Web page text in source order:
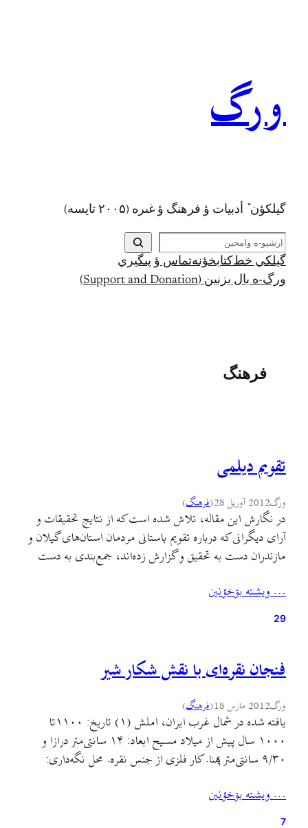
ورگ
گيلکؤن ٚ أدبیات ؤ فرهنگ ؤ غىره (۲۰۰۵ تايسه)
ج
س
ت
ج
گيلکي خط کتابخؤنهتماس ؤ پىگيري
ورگ-ه بال بزنين (Support and Donation)
فرهنگ
تقویم دیلمی
ورگ2012 آوریل 28 (فرهنگ)
در نگارش اين مقاله، تلاش شده است که از نتايج تحقيقات و
آرای دیگرانی که درباره تقویم باستانی مردمان استان‌های گيلان و
مازندران دست به تحقيق و گزارش زده‌اند، جمع‌بندی به دست
تقویم دیلمی آماده شود که با رجوع به آن بتوان با این تقویم…
… ويشته بۊخؤنين
29
فنجان نقره‌ای با نقش شکار شیر
ورگ2012 مارس 18 (فرهنگ)
یافته شده در شمال غرب ایران، املش (۱) تاریخ: ۱۱۰۰تا
۱۰۰۰ سال پیش از میلاد مسیح ابعاد: ۱۴ سانتی‌متر درازا و
۹/۳۰ سانتی‌متر پهنا. کار فلزی از جنس نقره. محل نگه‌داری:
«املش» عنوانی‌ست که به تمدن کشف شده در مارلیک-دیلمان
اطلاق می‌شود و البته این…
… ويشته بۊخؤنين
7